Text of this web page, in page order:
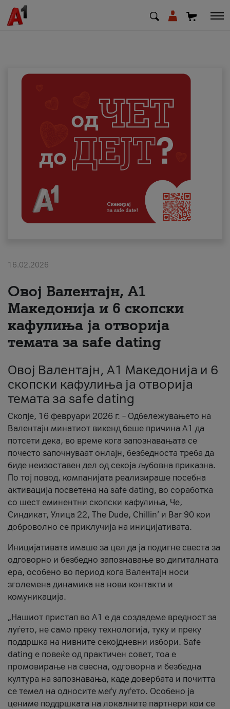
Деловни
Поддршка
Надополни кредит
Плати сметка
#ПодобарОнлајн
16.02.2026
Овој Валентајн, A1
Македонија и 6 скопски
кафулиња ја отворија
темата за safe dating
Овој Валентајн, A1 Македонија и 6
скопски кафулиња ја отворија
темата за safe dating
Скопје, 16 февруари 2026 г. – Одбележувањето на
Валентајн минатиот викенд беше причина А1 да
потсети дека, во време кога запознавањата се
почесто започнуваат онлајн, безбедноста треба да
биде неизоставен дел од секоја љубовна приказна.
По тој повод, компанијата реализираше посебна
активација посветена на safe dating, во соработка
со шест еминентни скопски кафулиња, Че,
Синдикат, Улица 22, The Dude, Chillin’ и Bar 90 кои
доброволно се приклучија на иницијативата.
Иницијативата имаше за цел да ја подигне свеста за
одговорно и безбедно запознавање во дигиталната
ера, особено во период кога Валентајн носи
зголемена динамика на нови контакти и
комуникација.
„Нашиот пристап во А1 е да создадеме вредност за
луѓето, не само преку технологија, туку и преку
поддршка на нивните секојдневни избори. Safe
dating е повеќе од практичен совет, тоа е
промовирање на свесна, одговорна и безбедна
култура на запознавања, каде довербата и почитта
се темел на односите меѓу луѓето. Особено ја
цениме поддршката на локалните партнери кои се